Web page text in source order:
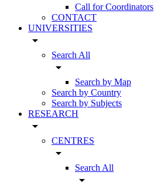
Call for Coordinators
CONTACT
UNIVERSITIES
arrow_drop_down
Search All
arrow_drop_down
Search by Map
Search by Country
Search by Subjects
RESEARCH
arrow_drop_down
CENTRES
arrow_drop_down
Search All
arrow_drop_down